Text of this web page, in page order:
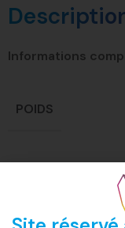
Informations
POIDS